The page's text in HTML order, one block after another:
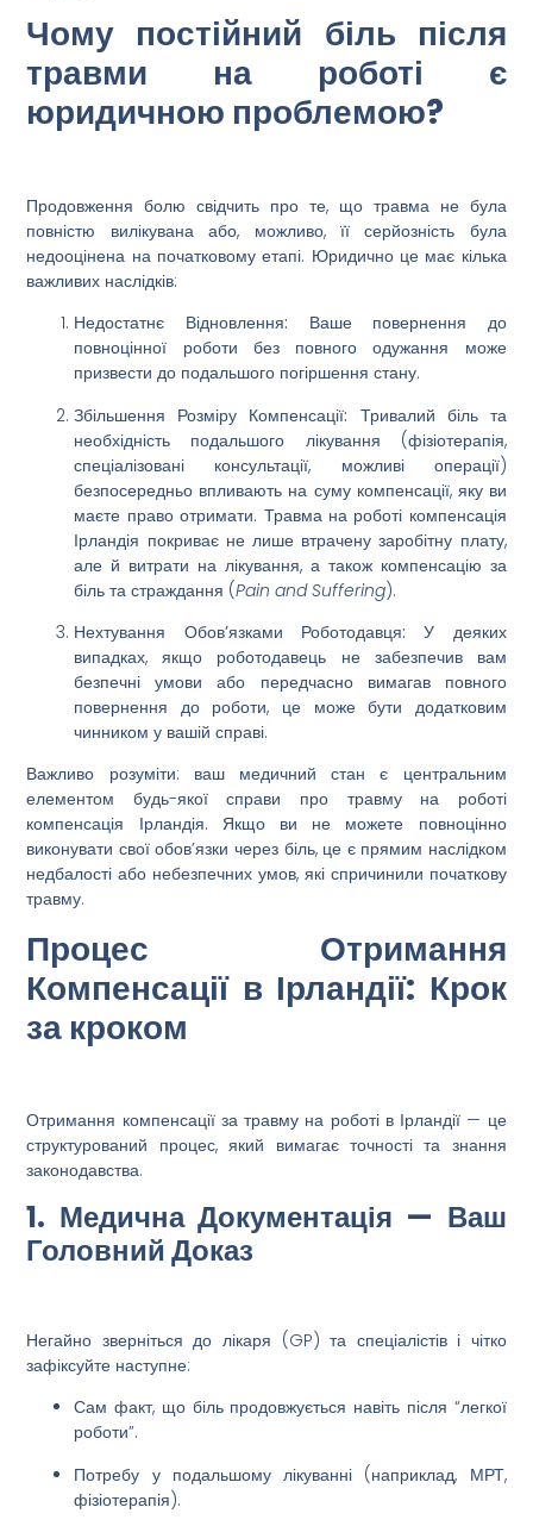
Чому постійний біль після
травми на роботі є
юридичною проблемою?
Продовження болю свідчить про те, що травма не була
повністю вилікувана або, можливо, її серйозність була
недооцінена на початковому етапі. Юридично це має кілька
важливих наслідків:
Недостатнє Відновлення: Ваше повернення до
повноцінної роботи без повного одужання може
призвести до подальшого погіршення стану.
Збільшення Розміру Компенсації: Тривалий біль та
необхідність подальшого лікування (фізіотерапія,
спеціалізовані консультації, можливі операції)
безпосередньо впливають на суму компенсації, яку ви
маєте право отримати. Травма на роботі компенсація
Ірландія покриває не лише втрачену заробітну плату,
але й витрати на лікування, а також компенсацію за
біль та страждання (Pain and Suffering).
Нехтування Обов’язками Роботодавця: У деяких
випадках, якщо роботодавець не забезпечив вам
безпечні умови або передчасно вимагав повного
повернення до роботи, це може бути додатковим
чинником у вашій справі.
Важливо розуміти: ваш медичний стан є центральним
елементом будь-якої справи про травму на роботі
компенсація Ірландія. Якщо ви не можете повноцінно
виконувати свої обов’язки через біль, це є прямим наслідком
недбалості або небезпечних умов, які спричинили початкову
травму.
Процес Отримання
Компенсації в Ірландії: Крок
за кроком
Отримання компенсаціїзатравму на роботів Ірландії — це
структурований процес, який вимагає точності та знання
законодавства.
1. Медична Документація — Ваш
Головний Доказ
Негайно зверніться до лікаря (GP) та спеціалістів і чітко
зафіксуйте наступне:
Сам факт, що біль продовжується навіть після “легкої
роботи”.
Потребу у подальшому лікуванні (наприклад, МРТ,
фізіотерапія).